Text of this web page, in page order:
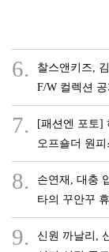
6.
찰스앤키즈,
F/W 컬렉션 공
7.
[패션엔 포토]
오프숄더 원피
8.
손연재, 대충
타의 꾸안꾸
9.
신원 까날리,